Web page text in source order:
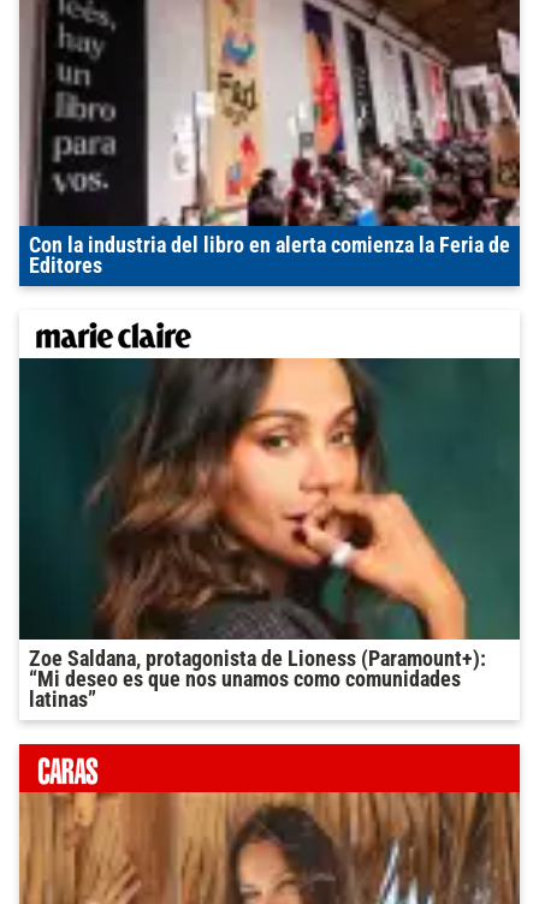
Con la industria del libro en alerta comienza la Feria de
Editores
Zoe Saldana, protagonista de Lioness (Paramount+):
“Mi deseo es que nos unamos como comunidades
latinas”